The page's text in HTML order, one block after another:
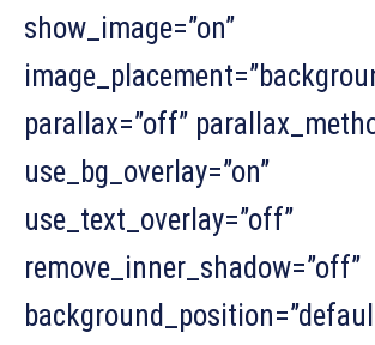
show_image=”on”
parallax=”off”
use_bg_overlay=”on”
use_text_overlay=”off”
remove_inner_shadow=”off”